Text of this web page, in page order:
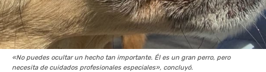
«No puedes ocultar un hecho tan importante. Él es un gran perro, pero
necesita de cuidados profesionales especiales», concluyó.